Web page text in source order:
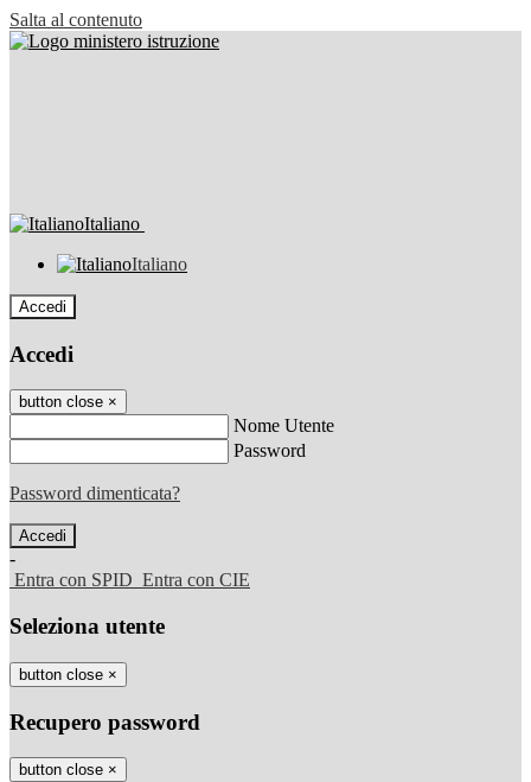
Salta al contenuto
Italiano
Italiano
Accedi
Accedi
button close ×
Nome Utente
Password
Password dimenticata?
-
Entra con SPID Entra con CIE
Seleziona utente
button close ×
Recupero password
button close ×